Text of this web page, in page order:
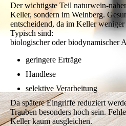
Der wichtigste Teil naturwein-
Keller, sondern im Weinberg.
entscheidend, da im Keller
Typisch sind:
biologischer oder biodynamischer
geringere Erträge
Handlese
selektive Verarbeitung
Da spätere Eingriffe reduziert
Trauben besonders hoch sein.
Keller kaum ausgleichen.